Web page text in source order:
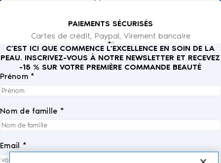
PAIEMENTS SÉCURISÉS
Cartes de crédit, Paypal, Virement bancaire
C’EST ICI QUE COMMENCE L’EXCELLENCE EN SOIN DE LA
PEAU. INSCRIVEZ-VOUS À NOTRE NEWSLETTER ET RECEVEZ
-15 % SUR VOTRE PREMIÈRE COMMANDE BEAUTÉ
Prénom *
Nom de famille *
Email *